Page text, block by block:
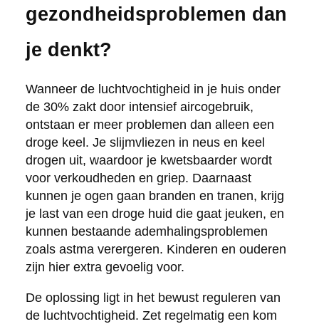
gezondheidsproblemen dan
je denkt?
Wanneer de luchtvochtigheid in je huis onder
de 30% zakt door intensief aircogebruik,
ontstaan er meer problemen dan alleen een
droge keel. Je slijmvliezen in neus en keel
drogen uit, waardoor je kwetsbaarder wordt
voor verkoudheden en griep. Daarnaast
kunnen je ogen gaan branden en tranen, krijg
je last van een droge huid die gaat jeuken, en
kunnen bestaande ademhalingsproblemen
zoals astma verergeren. Kinderen en ouderen
zijn hier extra gevoelig voor.
De oplossing ligt in het bewust reguleren van
de luchtvochtigheid. Zet regelmatig een kom